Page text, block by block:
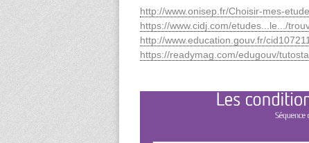
http://www.onisep.fr/Choisir-mes-
https://www.cidj.com/etudes...le.../
http://www.education.gouv.fr/
https://readymag.com/edugouv/